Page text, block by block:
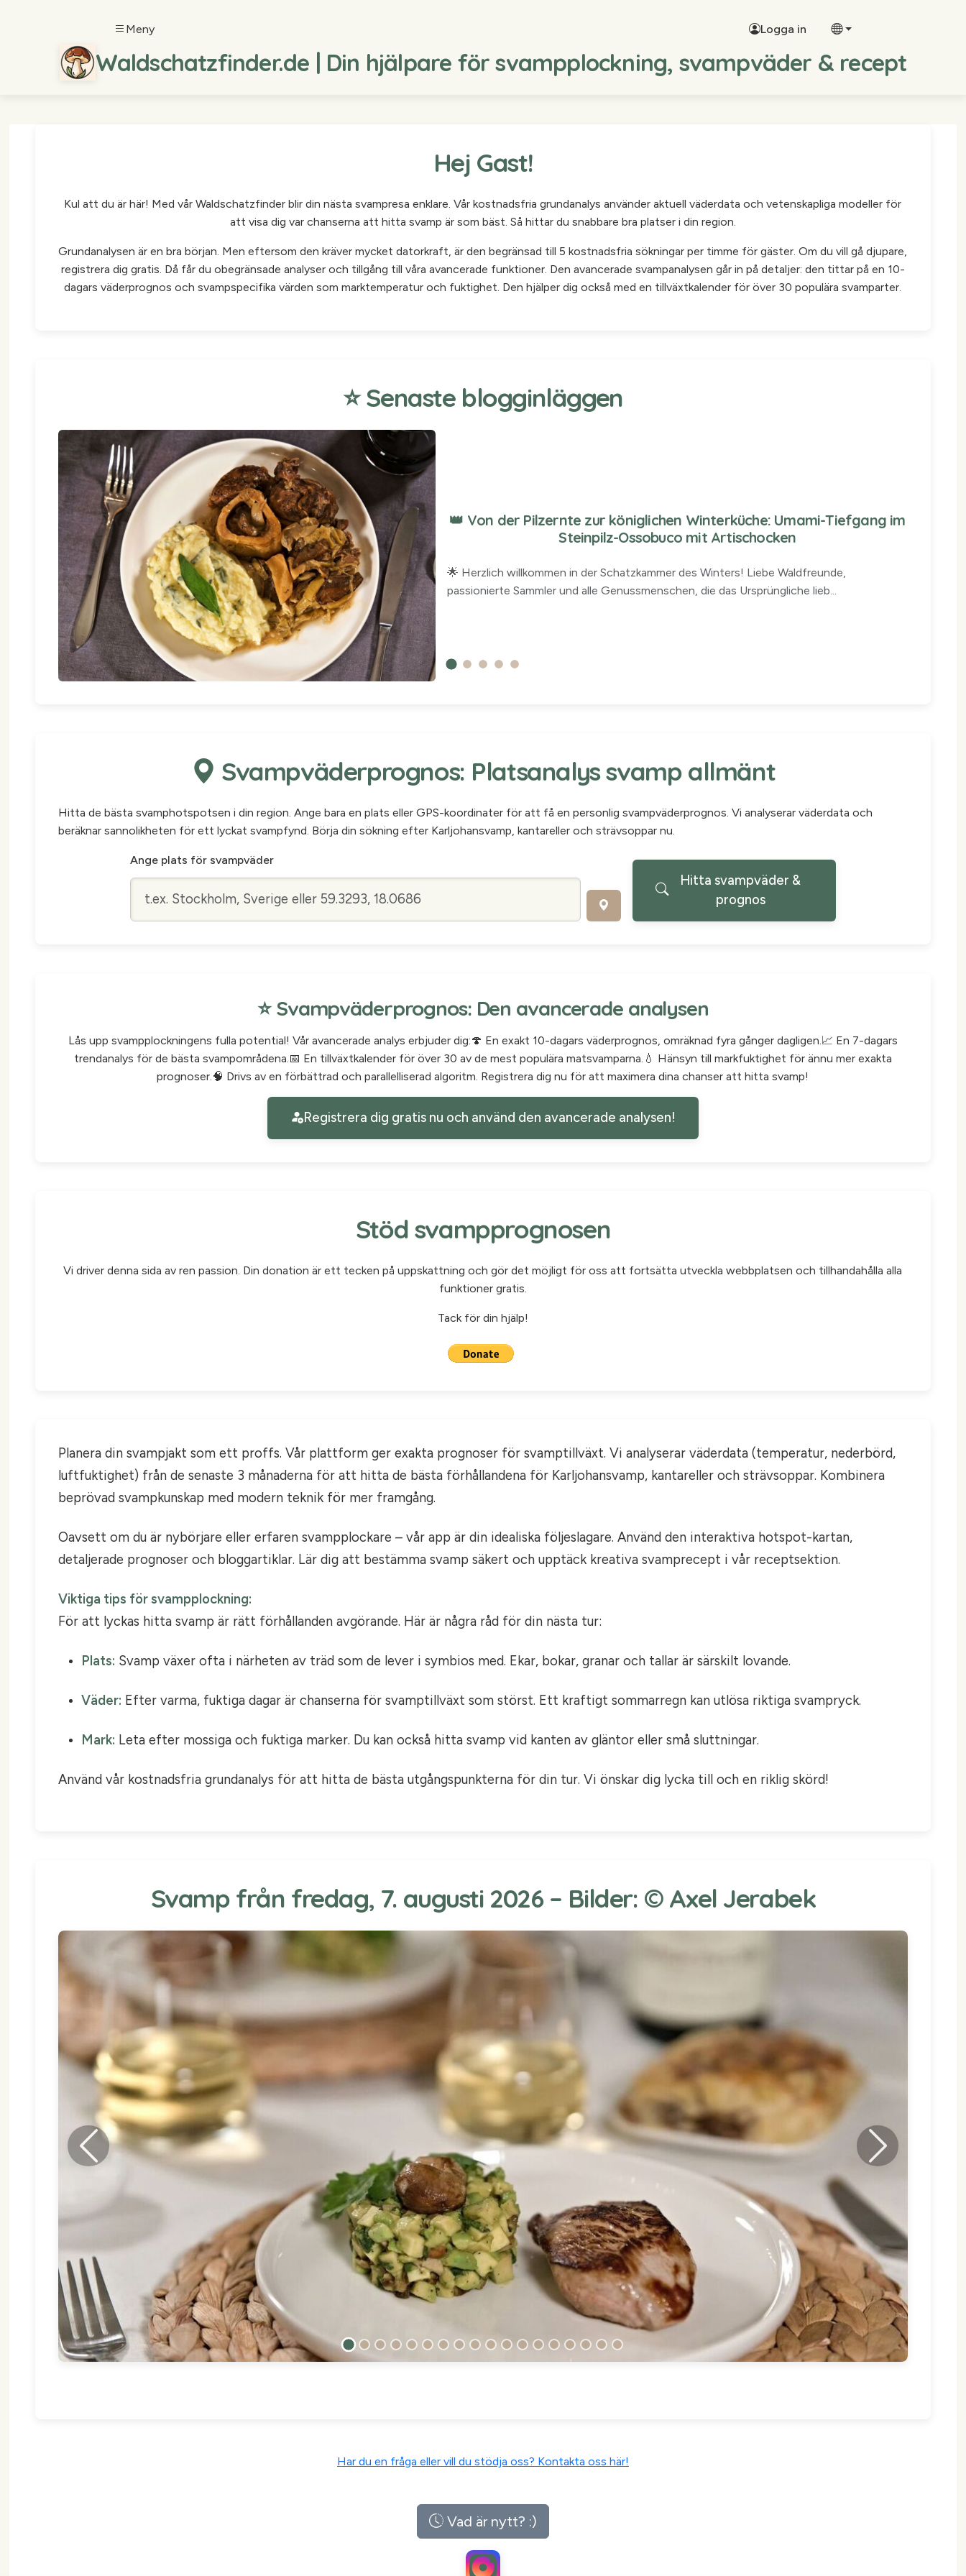
Meny Logga in
Waldschatzfinder.de | Din hjälpare för svampplockning, svampväder & recept
Hej Gast!
Kul att du är här! Med vår Waldschatzfinder blir din nästa svampresa enklare. Vår kostnadsfria grundanalys använder aktuell väderdata och vetenskapliga modeller för
att visa dig var chanserna att hitta svamp är som bäst. Så hittar du snabbare bra platser i din region.
Grundanalysen är en bra början. Men eftersom den kräver mycket datorkraft, är den begränsad till 5 kostnadsfria sökningar per timme för gäster. Om du vill gå djupare,
registrera dig gratis. Då får du obegränsade analyser och tillgång till våra avancerade funktioner. Den avancerade svampanalysen går in på detaljer: den tittar på en 10-
dagars väderprognos och svampspecifika värden som marktemperatur och fuktighet. Den hjälper dig också med en tillväxtkalender för över 30 populära svamparter.
⭐ Senaste blogginläggen
👑 Von der Pilzernte zur königlichen Winterküche: Umami-Tiefgang im
Steinpilz-Ossobuco mit Artischocken
🌟 Herzlich willkommen in der Schatzkammer des Winters! Liebe Waldfreunde,
passionierte Sammler und alle Genussmenschen, die das Ursprüngliche lieb...
Svampväderprognos: Platsanalys svamp allmänt
Hitta de bästa svamphotspotsen i din region. Ange bara en plats eller GPS-koordinater för att få en personlig svampväderprognos. Vi analyserar väderdata och
beräknar sannolikheten för ett lyckat svampfynd. Börja din sökning efter Karljohansvamp, kantareller och strävsoppar nu.
Ange plats för svampväder
Hitta svampväder &
prognos
⭐ Svampväderprognos: Den avancerade analysen
Lås upp svampplockningens fulla potential! Vår avancerade analys erbjuder dig:🍄 En exakt 10-dagars väderprognos, omräknad fyra gånger dagligen.📈 En 7-dagars
trendanalys för de bästa svampområdena.📅 En tillväxtkalender för över 30 av de mest populära matsvamparna.💧 Hänsyn till markfuktighet för ännu mer exakta
prognoser.🧠 Drivs av en förbättrad och parallelliserad algoritm. Registrera dig nu för att maximera dina chanser att hitta svamp!
Registrera dig gratis nu och använd den avancerade analysen!
Stöd svampprognosen
Vi driver denna sida av ren passion. Din donation är ett tecken på uppskattning och gör det möjligt för oss att fortsätta utveckla webbplatsen och tillhandahålla alla
funktioner gratis.
Tack för din hjälp!
Planera din svampjakt som ett proffs. Vår plattform ger exakta prognoser för svamptillväxt. Vi analyserar väderdata (temperatur, nederbörd,
luftfuktighet) från de senaste 3 månaderna för att hitta de bästa förhållandena för Karljohansvamp, kantareller och strävsoppar. Kombinera
beprövad svampkunskap med modern teknik för mer framgång.
Oavsett om du är nybörjare eller erfaren svampplockare – vår app är din idealiska följeslagare. Använd den interaktiva hotspot-kartan,
detaljerade prognoser och bloggartiklar. Lär dig att bestämma svamp säkert och upptäck kreativa svamprecept i vår receptsektion.
Viktiga tips för svampplockning:
För att lyckas hitta svamp är rätt förhållanden avgörande. Här är några råd för din nästa tur:
Plats: Svamp växer ofta i närheten av träd som de lever i symbios med. Ekar, bokar, granar och tallar är särskilt lovande.
Väder: Efter varma, fuktiga dagar är chanserna för svamptillväxt som störst. Ett kraftigt sommarregn kan utlösa riktiga svampryck.
Mark: Leta efter mossiga och fuktiga marker. Du kan också hitta svamp vid kanten av gläntor eller små sluttningar.
Använd vår kostnadsfria grundanalys för att hitta de bästa utgångspunkterna för din tur. Vi önskar dig lycka till och en riklig skörd!
Svamp från fredag, 7. augusti 2026 – Bilder: © Axel Jerabek
Föregående Nästa
Har du en fråga eller vill du stödja oss? Kontakta oss här!
Vad är nytt? :)